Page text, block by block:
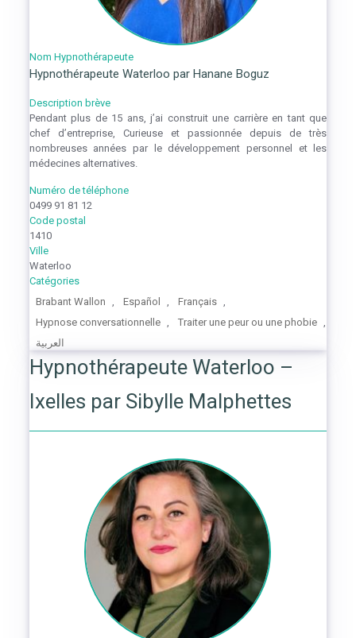
Nom Hypnothérapeute
Hypnothérapeute Waterloo par Hanane Boguz
Description brève
Pendant plus de 15 ans, j’ai construit une carrière en tant que
chef d’entreprise, Curieuse et passionnée depuis de très
nombreuses années par le développement personnel et les
médecines alternatives.
Numéro de téléphone
0499 91 81 12
Code postal
1410
Ville
Waterloo
Catégories
Brabant Wallon , Español , Français ,
Hypnose conversationnelle , Traiter une peur ou une phobie ,
العربية
Hypnothérapeute Waterloo –
Ixelles par Sibylle Malphettes